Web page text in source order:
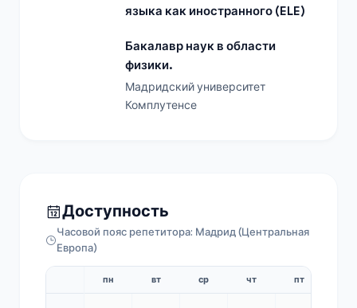
языка как иностранного (ELE)
Бакалавр наук в области
физики.
Мадридский университет
Комплутенсе
Доступность
Часовой пояс репетитора: Мадрид (Центральная
Европа)
пн вт ср чт пт